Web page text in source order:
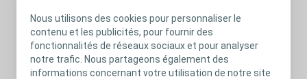
Nous utilisons des cookies pour personnaliser le
contenu et les publicités, pour fournir des
fonctionnalités de réseaux sociaux et pour analyser
notre trafic. Nous partageons également des
informations concernant votre utilisation de notre site